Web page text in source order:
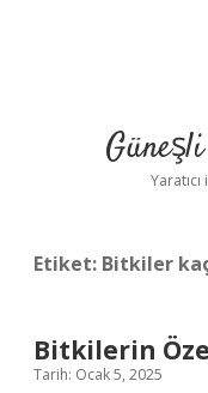
Etiket: Bitkiler
Bitkilerin
Tarih: Ocak 5, 2025